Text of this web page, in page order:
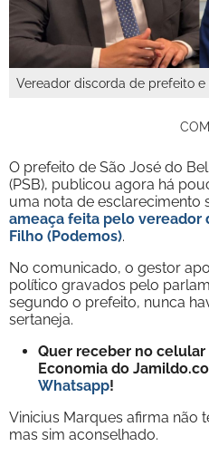
Vereador discorda de prefeito e
O prefeito de São José do
(PSB), publicou agora há
uma nota de esclarecimento
ameaça feita pelo vereador
Filho (Podemos).
No comunicado, o gestor
político gravados pelo
segundo o prefeito, nunca
sertaneja.
Quer receber no
Economia do
Whatsapp!
Vinicius Marques afirma não
mas sim aconselhado.